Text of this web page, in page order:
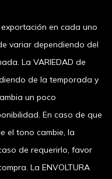
en cada uno
variar dependiendo del
La VARIEDAD de
de la temporada y
un poco
En caso de que
el tono cambie, la
de requerirlo, favor
La ENVOLTURA